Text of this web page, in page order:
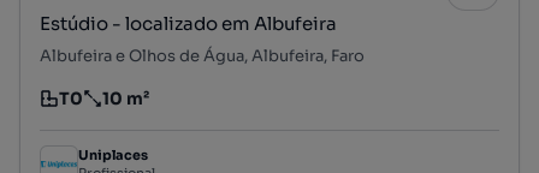
Estúdio - localizado em Albufeira
Albufeira e Olhos de Água, Albufeira, Faro
Tipologia
T0
Preço por metro quadrado
10 m²
Uniplaces